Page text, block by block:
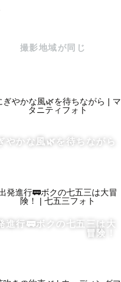
トグラファー
和傘・緋毛氈）
撮影地域が同じ
やかな風🌿を待ちながら
進行🚃ボクの七五三は大
冒険！